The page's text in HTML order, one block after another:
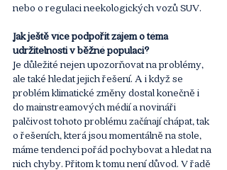
nebo o regulaci neekologických vozů SUV.
Jak ještě více podpořit zájem o téma
udržitelnosti v běžné populaci?
Je důležité nejen upozorňovat na problémy,
ale také hledat jejich řešení. A i když se
problém klimatické změny dostal konečně i
do mainstreamových médií a novináři
palčivost tohoto problému začínají chápat, tak
o řešeních, která jsou momentálně na stole,
máme tendenci pořád pochybovat a hledat na
nich chyby. Přitom k tomu není důvod. V řadě